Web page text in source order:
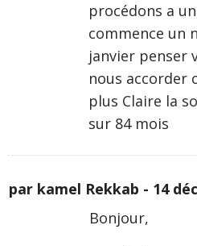
procédons a
commence un
janvier penser
nous accorder
plus Claire la
sur 84 mois
par kamel Rekkab - 14
Bonjour,